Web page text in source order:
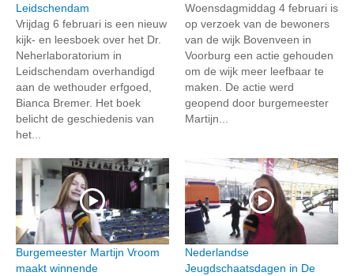
Leidschendam
Vrijdag 6 februari is een nieuw
kijk- en leesboek over het Dr.
Neherlaboratorium in
Leidschendam overhandigd
aan de wethouder erfgoed,
Bianca Bremer. Het boek
belicht de geschiedenis van
het...
Woensdagmiddag 4 februari is
op verzoek van de bewoners
van de wijk Bovenveen in
Voorburg een actie gehouden
om de wijk meer leefbaar te
maken. De actie werd
geopend door burgemeester
Martijn...
Burgemeester Martijn Vroom
maakt winnende
Nederlandse
Jeugdschaatsdagen in De